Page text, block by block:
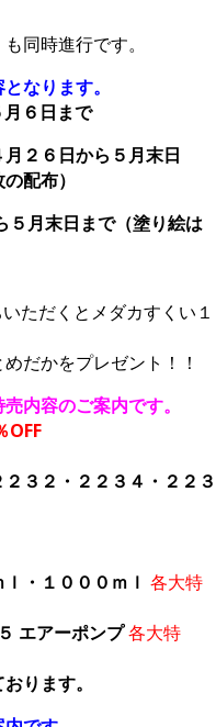
も同時進行です。
なります。
６日まで
２６日から５月末日
配布）
５月末日まで（塗り絵は
ただくとメダカすくい１
だかをプレゼント！！
内容のご案内です。
OFF
３２・２２３４・２２３
・１０００ｍｌ 各大特
エアーポンプ各大特
ります。